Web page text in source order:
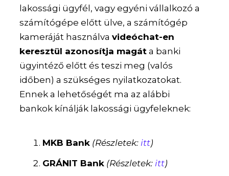
lakossági ügyfél, vagy egyéni vállalkozó a
számítógépe előtt ülve, a számítógép
kameráját használvavideóchat-en
keresztül azonosítja magát a banki
ügyintéző előtt és teszi meg (valós
időben) a szükséges nyilatkozatokat.
Ennek a lehetőségét ma az alábbi
bankok kínálják lakossági ügyfeleknek:
MKB Bank (Részletek: itt)
GRÁNIT Bank (Részletek: itt)